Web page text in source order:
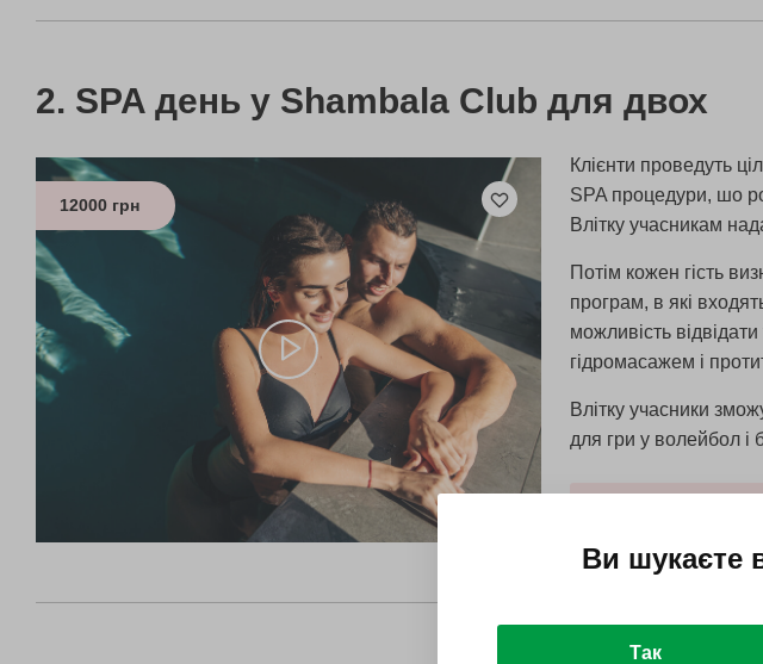
SPA день у Shambala Club для двох
12000 грн
Клієнти проведуть
SPA процедури, шо
Влітку учасникам
Потім кожен гість
програм, в які
можливість
гідромасажем і
Влітку учасники
для гри у волейбол і
Ви шукаєте
Так